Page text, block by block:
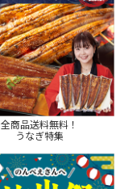
全商品送料無料！
うなぎ特集